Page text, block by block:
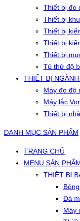
Thiết bị đo
Thiết bị
Thiết bị
Thiết bị
Thiết bị
Tủ thử độ
THIẾT BỊ
Máy đo độ
Máy lắc
Thiết bị
DANH MỤC SẢN PHẨM
TRANG CHỦ
MENU SẢN
THIẾT BỊ
Đá
Máy